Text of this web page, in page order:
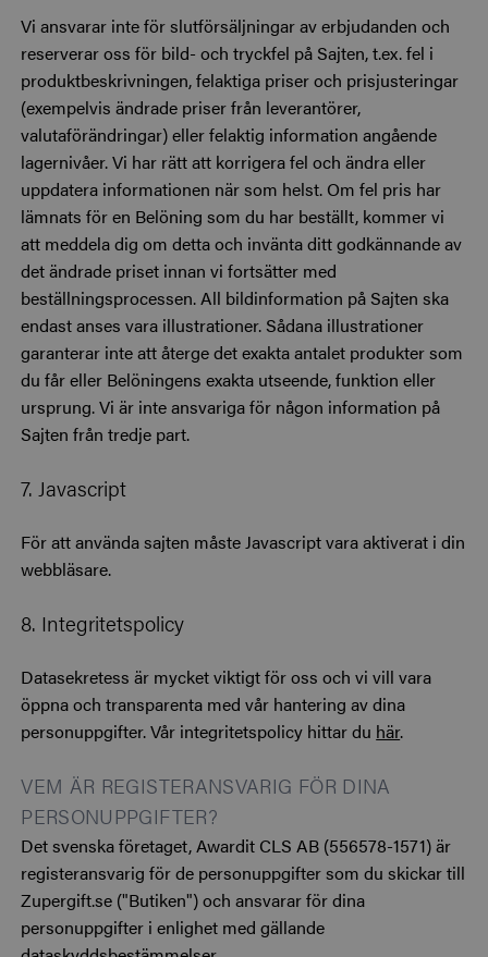
Vi ansvarar inte för slutförsäljningar av erbjudanden och
reserverar oss för bild- och tryckfel på Sajten, t.ex. fel i
produktbeskrivningen, felaktiga priser och prisjusteringar
(exempelvis ändrade priser från leverantörer,
valutaförändringar) eller felaktig information angående
lagernivåer. Vi har rätt att korrigera fel och ändra eller
uppdatera informationen när som helst. Om fel pris har
lämnats för en Belöning som du har beställt, kommer vi
att meddela dig om detta och invänta ditt godkännande av
det ändrade priset innan vi fortsätter med
beställningsprocessen. All bildinformation på Sajten ska
endast anses vara illustrationer. Sådana illustrationer
garanterar inte att återge det exakta antalet produkter som
du får eller Belöningens exakta utseende, funktion eller
ursprung. Vi är inte ansvariga för någon information på
Sajten från tredje part.
7. Javascript
För att använda sajten måste Javascript vara aktiverat i din
webbläsare.
8. Integritetspolicy
Datasekretess är mycket viktigt för oss och vi vill vara
öppna och transparenta med vår hantering av dina
personuppgifter. Vår integritetspolicy hittar du här.
VEM ÄR REGISTERANSVARIG FÖR DINA
PERSONUPPGIFTER?
Det svenska företaget, Awardit CLS AB (556578-1571) är
registeransvarig för de personuppgifter som du skickar till
Zupergift.se ("Butiken") och ansvarar för dina
personuppgifter i enlighet med gällande